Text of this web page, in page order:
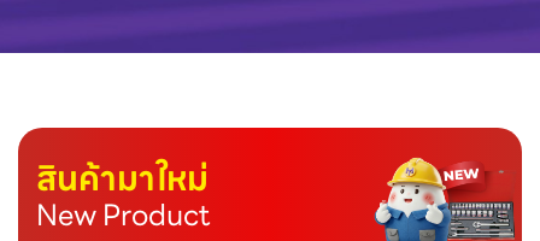
สินค้ามาใหม่
New Product